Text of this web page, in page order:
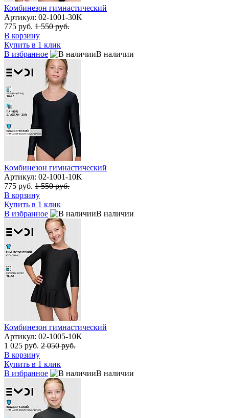
Комбинезон гимнастический
Артикул: 02-1001-30K
775 руб. 1 550 руб.
В корзину
Купить в 1 клик
В избранное
В наличии
Комбинезон гимнастический
Артикул: 02-1001-10K
775 руб. 1 550 руб.
В корзину
Купить в 1 клик
В избранное
В наличии
Комбинезон гимнастический
Артикул: 02-1005-10K
1 025 руб. 2 050 руб.
В корзину
Купить в 1 клик
В избранное
В наличии